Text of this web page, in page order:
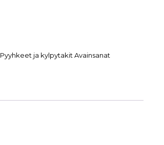
Pyyhkeet ja kylpytakit Avainsanat